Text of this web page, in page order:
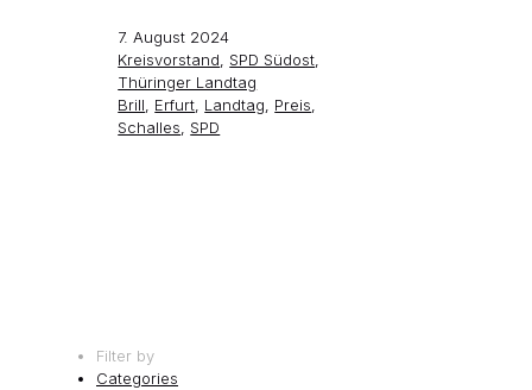
7. August 2024
Kreisvorstand, SPD Südost,
Thüringer Landtag
Brill, Erfurt, Landtag, Preis,
Schalles, SPD
Filter by
Categories